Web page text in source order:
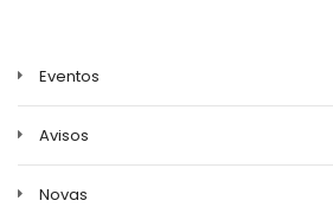
Eventos
Avisos
Novas